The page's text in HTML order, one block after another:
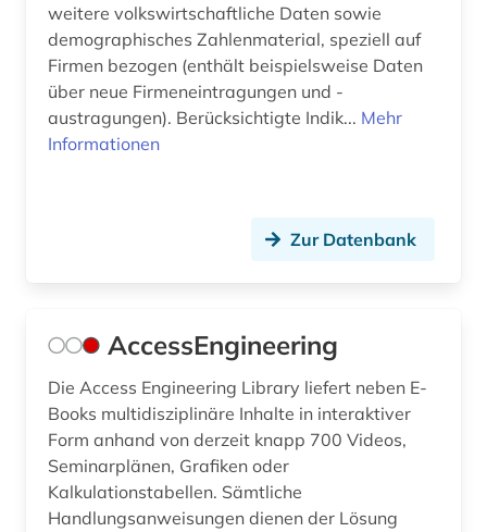
weitere volkswirtschaftliche Daten sowie
demographisches Zahlenmaterial, speziell auf
Firmen bezogen (enthält beispielsweise Daten
über neue Firmeneintragungen und -
austragungen). Berücksichtigte Indik... Mehr
Informationen
Zur Datenbank
AccessEngineering
Die Access Engineering Library liefert neben E-
Books multidisziplinäre Inhalte in interaktiver
Form anhand von derzeit knapp 700 Videos,
Seminarplänen, Grafiken oder
Kalkulationstabellen. Sämtliche
Handlungsanweisungen dienen der Lösung